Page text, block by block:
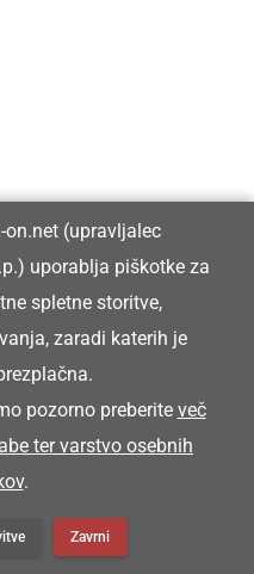
(upravljalec
uporablja piškotke za
spletne storitve,
zaradi katerih je
pozorno preberite več
ter varstvo osebnih
.
Zavrni